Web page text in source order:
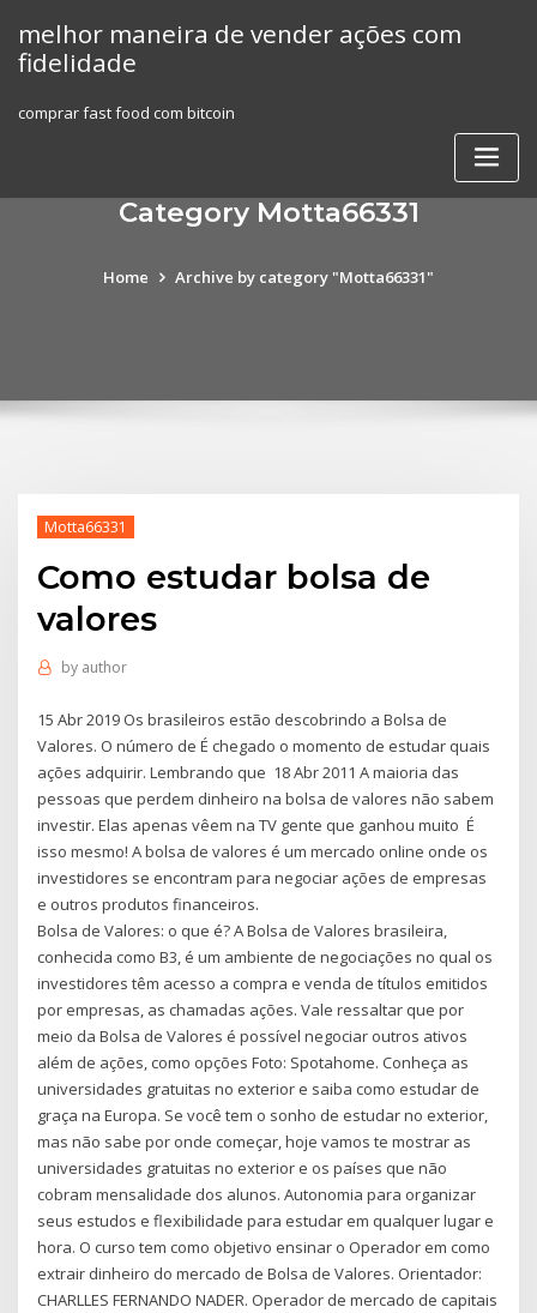
content
melhor maneira de vender ações com
fidelidade
comprar fast food com bitcoin
Category Motta66331
Home Archive by category "Motta66331"
Motta66331
Como estudar bolsa de
valores
by author
15 Abr 2019 Os brasileiros estão descobrindo a Bolsa de
Valores. O número de É chegado o momento de estudar quais
ações adquirir. Lembrando que 18 Abr 2011 A maioria das
pessoas que perdem dinheiro na bolsa de valores não sabem
investir. Elas apenas vêem na TV gente que ganhou muito É
isso mesmo! A bolsa de valores é um mercado online onde os
investidores se encontram para negociar ações de empresas
e outros produtos financeiros.
Bolsa de Valores: o que é? A Bolsa de Valores brasileira,
conhecida como B3, é um ambiente de negociações no qual os
investidores têm acesso a compra e venda de títulos emitidos
por empresas, as chamadas ações. Vale ressaltar que por
meio da Bolsa de Valores é possível negociar outros ativos
além de ações, como opções Foto: Spotahome. Conheça as
universidades gratuitas no exterior e saiba como estudar de
graça na Europa. Se você tem o sonho de estudar no exterior,
mas não sabe por onde começar, hoje vamos te mostrar as
universidades gratuitas no exterior e os países que não
cobram mensalidade dos alunos. Autonomia para organizar
seus estudos e flexibilidade para estudar em qualquer lugar e
hora. O curso tem como objetivo ensinar o Operador em como
extrair dinheiro do mercado de Bolsa de Valores. Orientador:
CHARLLES FERNANDO NADER. Operador de mercado de capitais